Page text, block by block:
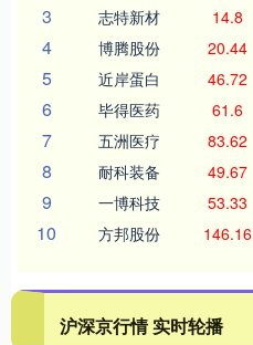
3 志特新材 14.8
4 博腾股份 20.44
5 近岸蛋白 46.72
6 毕得医药 61.6
7 五洲医疗 83.62
8 耐科装备 49.67
9 一博科技 53.33
10 方邦股份 146.16
沪深京行情 实时轮播